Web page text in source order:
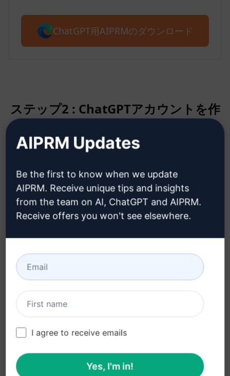
ChatGPT用AIPRMのダウンロード
ステップ2 : ChatGPTアカウントを作
ChatGPTアカウント作成方法はこ
ちら
ステップ3 : ChatGPTでプロンプトを
今すぐChatGPTでプロンプトを試す
AIPRM Updates
Be the first to know when we update
AIPRM. Receive unique tips and insights
from the team on AI, ChatGPT and AIPRM.
Receive offers you won't see elsewhere.
I agree to receive emails
Yes, I'm in!